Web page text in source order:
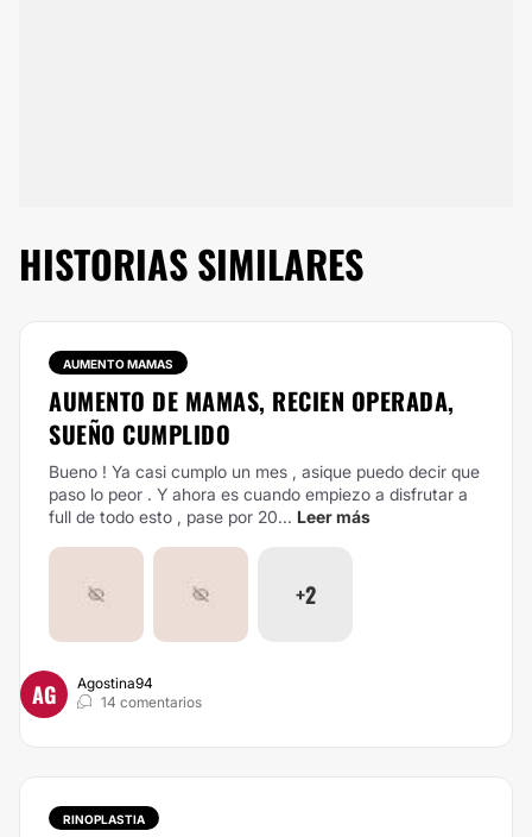
HISTORIAS SIMILARES
AUMENTO MAMAS
AUMENTO DE MAMAS, RECIEN OPERADA,
SUEÑO CUMPLIDO
Bueno ! Ya casi cumplo un mes , asique puedo decir que
paso lo peor . Y ahora es cuando empiezo a disfrutar a
full de todo esto , pase por 20... Leer más
+2
AG
Agostina94
14 comentarios
RINOPLASTIA